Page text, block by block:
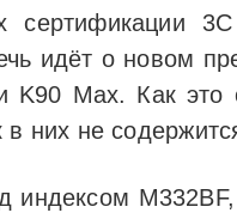
сертификации
идёт о новом
K90 Max. Как
в них не
индексом